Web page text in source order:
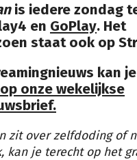
is iedere zondag
en GoPlay. Het
staat ook op
kan je
onze wekelijkse
zit over zelfdoding of
kan je terecht op het